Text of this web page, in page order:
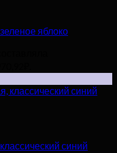
яблоко
синий